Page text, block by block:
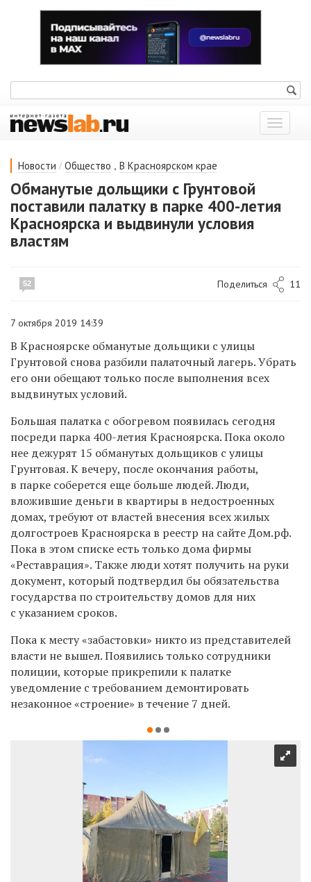
Показать
меню
Новости / Общество , В Красноярском крае
Обманутые дольщики с Грунтовой
поставили палатку в парке 400-летия
Красноярска и выдвинули условия
властям
52 Поделиться 11
7 октября 2019 14:39
В Красноярске обманутые дольщики с улицы
Грунтовой снова разбили палаточный лагерь. Убрать
его они обещают только после выполнения всех
выдвинутых условий.
Большая палатка с обогревом появилась сегодня
посреди парка 400-летия Красноярска. Пока около
нее дежурят 15 обманутых дольщиков с улицы
Грунтовая. К вечеру, после окончания работы,
в парке соберется еще больше людей. Люди,
вложившие деньги в квартиры в недостроенных
домах, требуют от властей внесения всех жилых
долгостроев Красноярска в реестр на сайте Дом.рф.
Пока в этом списке есть только дома фирмы
«Реставрация». Также люди хотят получить на руки
документ, который подтвердил бы обязательства
государства по строительству домов для них
с указанием сроков.
Пока к месту «забастовки» никто из представителей
власти не вышел. Появились только сотрудники
полиции, которые прикрепили к палатке
уведомление с требованием демонтировать
незаконное «строение» в течение 7 дней.